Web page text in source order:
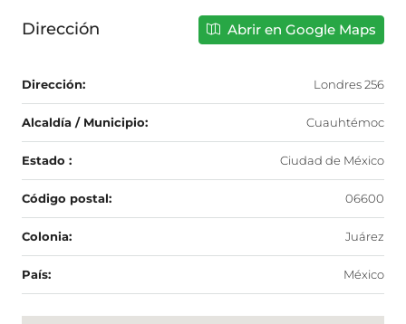
Dirección Abrir en Google Maps
Dirección: Londres 256
Alcaldía / Municipio: Cuauhtémoc
Estado : Ciudad de México
Código postal: 06600
Colonia: Juárez
País: México